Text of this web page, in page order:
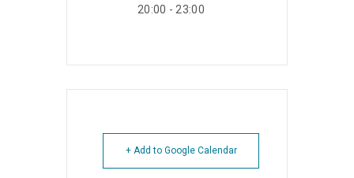
20:00 - 23:00
+ Add to Google Calendar